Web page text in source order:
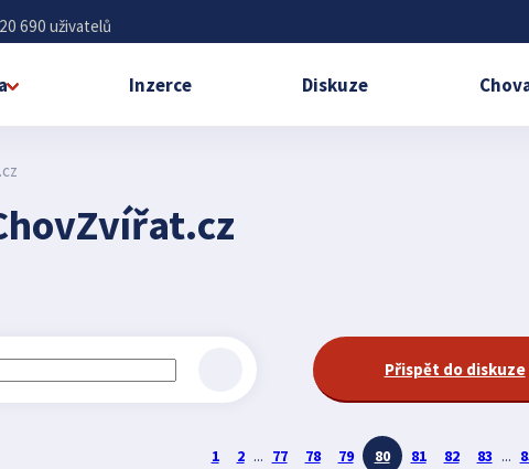
20 690 uživatelů
Inzerce Diskuze
Přispět do diskuze
1 2 ... 77 78 79 80 81 82 83 ...